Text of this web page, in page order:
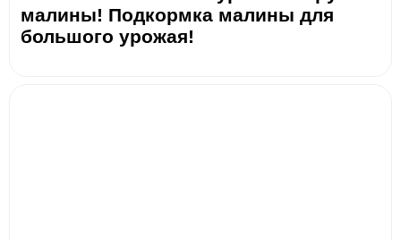
малины! Подкормка малины для
большого урожая!